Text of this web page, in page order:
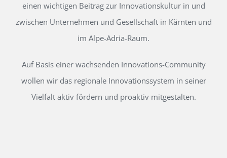
einen wichtigen Beitrag zur Innovationskultur in und
zwischen Unternehmen und Gesellschaft in Kärnten und
im Alpe-Adria-Raum.
Auf Basis einer wachsenden Innovations-Community
wollen wir das regionale Innovationssystem in seiner
Vielfalt aktiv fördern und proaktiv mitgestalten.